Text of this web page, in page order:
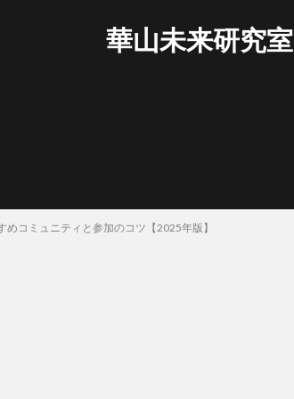
華山未来研究室
めコミュニティと参加のコツ【2025年版】